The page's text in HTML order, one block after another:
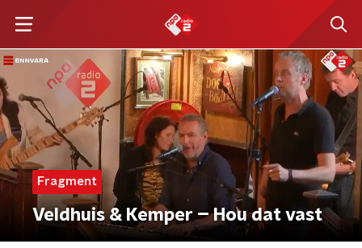
Fragment
Veldhuis & Kemper – Hou dat vast